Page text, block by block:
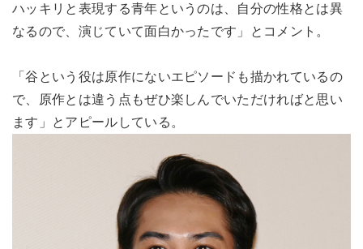
ハッキリと表現する青年というのは、自分の性格とは異
なるので、演じていて面白かったです」とコメント。
「谷という役は原作にないエピソードも描かれているの
で、原作とは違う点もぜひ楽しんでいただければと思い
ます」とアピールしている。